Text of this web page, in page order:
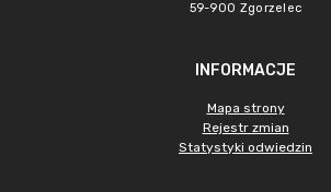
59-900 Zgorzelec
INFORMACJE
Mapa strony
Rejestr zmian
Statystyki odwiedzin